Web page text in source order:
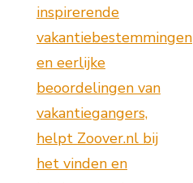
inspirerende
vakantiebestemmingen
en eerlijke
beoordelingen van
vakantiegangers,
helpt Zoover.nl bij
het vinden en